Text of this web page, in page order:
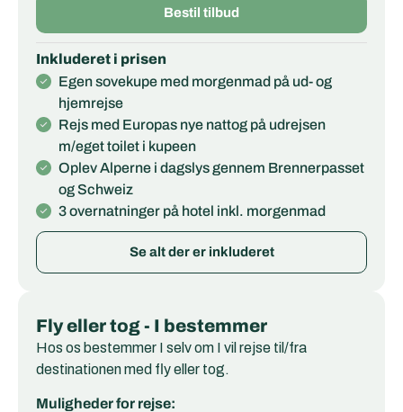
Bestil tilbud
Inkluderet i prisen
Egen sovekupe med morgenmad på ud- og
hjemrejse
Rejs med Europas nye nattog på udrejsen
m/eget toilet i kupeen
Oplev Alperne i dagslys gennem Brennerpasset
og Schweiz
3 overnatninger på hotel inkl. morgenmad
Se alt der er inkluderet
Fly eller tog - I bestemmer
Hos os bestemmer I selv om I vil rejse til/fra
destinationen med fly eller tog.
Muligheder for rejse: